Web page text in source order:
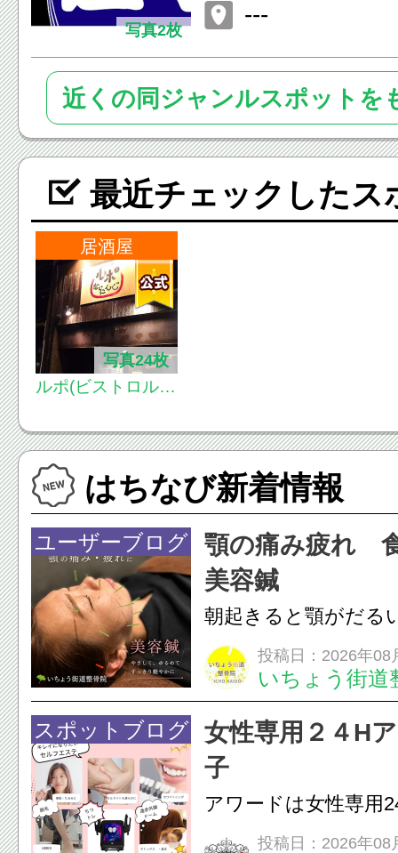
写真2枚
---
近くの同ジャンルスポットを
最近チェックしたス
居酒屋
写真24枚
ルポ(ビストロル
はちなび新着情報
ユーザーブログ
顎の痛み疲れ
美容鍼
朝起きると顎がだる
ありませんか？無意
は、顎の痛みや疲れ
フェイスラインの張
のこわばり・頭痛や
ながることがありま
投稿日：2026年08
いちょう街道
スポットブログ
女性専用２４H
子
アワードは女性専用
フエステを 思いっ
投稿日：2026年08